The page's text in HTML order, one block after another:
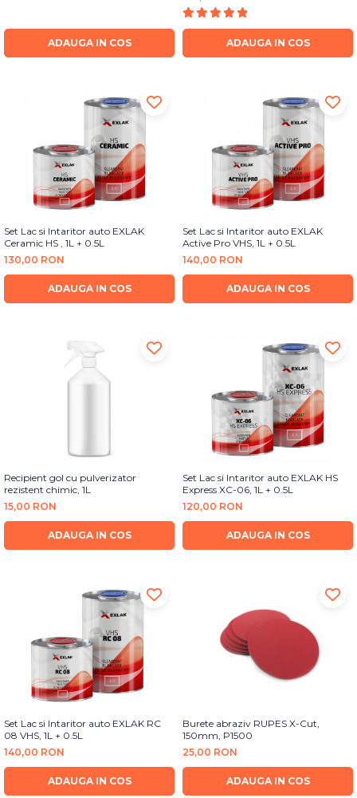
Discuri Abrazive
Role Abrazive
Scule si Echipamente
Pistoale Vopsitorie
Masini de Slefuit
Echipamente
Accesorii
Prosoape uscare
Aplicatoare
ADAUGA IN COS ADAUGA IN COS
Set Lac si Intaritor auto EXLAK
Ceramic HS , 1L + 0.5L
130,00 RON
ADAUGA IN COS
Set Lac si Intaritor auto EXLAK
Active Pro VHS, 1L + 0.5L
140,00 RON
ADAUGA IN COS
Recipient gol cu pulverizator
rezistent chimic, 1L
15,00 RON
ADAUGA IN COS
Set Lac si Intaritor auto EXLAK HS
Express XC-06, 1L + 0.5L
120,00 RON
ADAUGA IN COS
Set Lac si Intaritor auto EXLAK RC
08 VHS, 1L + 0.5L
140,00 RON
ADAUGA IN COS
Burete abraziv RUPES X-Cut,
150mm, P1500
25,00 RON
ADAUGA IN COS